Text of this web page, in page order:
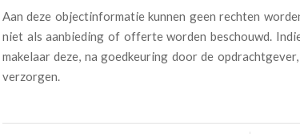
Aan deze objectinformatie kunnen geen rechten
niet als aanbieding of offerte worden beschouwd.
makelaar deze, na goedkeuring door de
verzorgen.